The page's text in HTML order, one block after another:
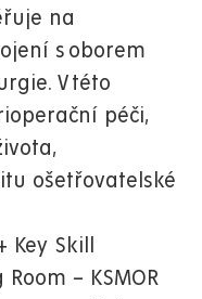
na
s oborem
V této
péči,
ošetřovatelské
Key Skill
– KSMOR